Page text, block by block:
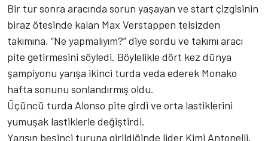
Bir tur sonra aracında sorun yaşayan ve start çizgisinin
biraz ötesinde kalan Max Verstappen telsizden
takımına, “Ne yapmalıyım?” diye sordu ve takımı aracı
pite getirmesini söyledi. Böylelikle dört kez dünya
şampiyonu yarışa ikinci turda veda ederek Monako
hafta sonunu sonlandırmış oldu.
Üçüncü turda Alonso pite girdi ve orta lastiklerini
yumuşak lastiklerle değiştirdi.
Yarışın beşinci turuna girildiğinde lider Kimi Antonelli,